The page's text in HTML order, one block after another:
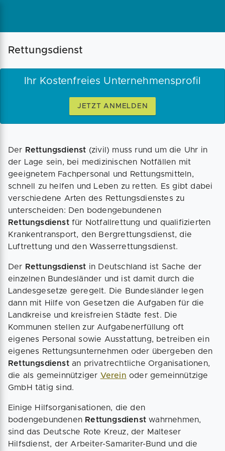
Magazin Businessplan Fördermittel
Rettungsdienst
Ihr Kostenfreies Unternehmensprofil
JETZT ANMELDEN
Der Rettungsdienst (zivil) muss rund um die Uhr in
der Lage sein, bei medizinischen Notfällen mit
geeignetem Fachpersonal und Rettungsmitteln,
schnell zu helfen und Leben zu retten. Es gibt dabei
verschiedene Arten des Rettungsdienstes zu
unterscheiden: Den bodengebundenen
Rettungsdienstfür Notfallrettung und qualifizierten
Krankentransport, den Bergrettungsdienst, die
Luftrettung und den Wasserrettungsdienst.
Der Rettungsdienst in Deutschland ist Sache der
einzelnen Bundesländer und ist damit durch die
Landesgesetze geregelt. Die Bundesländer legen
dann mit Hilfe von Gesetzen die Aufgaben für die
Landkreise und kreisfreien Städte fest. Die
Kommunen stellen zur Aufgabenerfüllung oft
eigenes Personal sowie Ausstattung, betreiben ein
eigenes Rettungsunternehmen oder übergeben den
Rettungsdienstan privatrechtliche Organisationen,
die als gemeinnütziger Verein oder gemeinnützige
GmbH tätig sind.
Einige Hilfsorganisationen, die den
bodengebundenen Rettungsdienst wahrnehmen,
sind das Deutsche Rote Kreuz, der Malteser
Hilfsdienst, der Arbeiter-Samariter-Bund und die